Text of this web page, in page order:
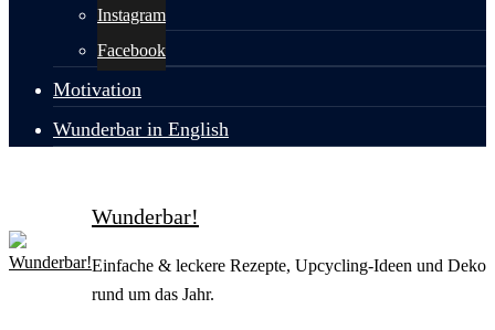
Instagram
Facebook
Motivation
Wunderbar in English
Wunderbar!
Einfache & leckere Rezepte, Upcycling-Ideen und Deko
rund um das Jahr.